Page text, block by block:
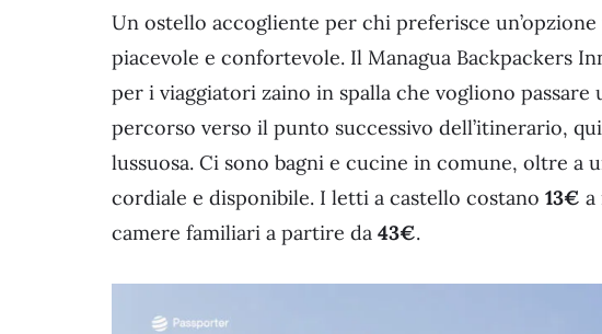
Un ostello accogliente per chi preferisce
piacevole e confortevole. Il Managua Backpackers
per i viaggiatori zaino in spalla che vogliono
percorso verso il punto successivo dell’itinerario,
lussuosa. Ci sono bagni e cucine in comune, oltre a
cordiale e disponibile. I letti a castello costano 13€ a
camere familiari a partire da 43€.